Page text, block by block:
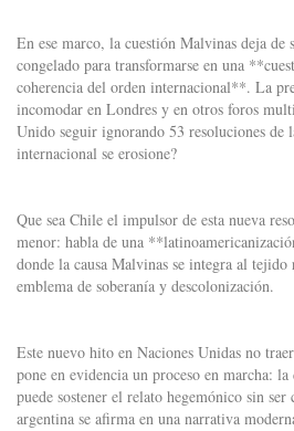
En ese marco, la cuestión Malvinas deja
congelado para transformarse en una
coherencia del orden internacional**. La
incomodar en Londres y en otros foros
Unido seguir ignorando 53 resoluciones de
internacional se erosione?
Que sea Chile el impulsor de esta nueva
menor: habla de una
donde la causa Malvinas se integra al
emblema de soberanía y descolonización.
Este nuevo hito en Naciones Unidas no
pone en evidencia un proceso en marcha:
puede sostener el relato hegemónico sin ser
argentina se afirma en una narrativa